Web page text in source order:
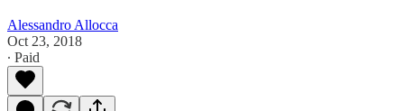
Alessandro Allocca
Oct 23, 2018
∙ Paid